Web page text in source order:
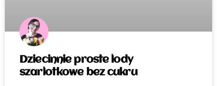
Dziecinnie proste lody
szarlotkowe bez cukru